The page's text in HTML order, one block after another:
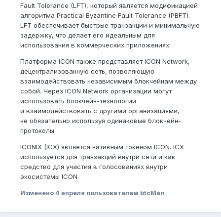
Fault Tolerance (LFT), который является модификацией
алгоритма Practical Byzantine Fault Tolerance (PBFT).
LFT обеспечивает быстрые транзакции и минимальную
задержку, что делает его идеальным для
использования в коммерческих приложениях.
Платформа ICON также представляет ICON Network,
децентрализованную сеть, позволяющую
взаимодействовать независимым блокчейнам между
собой. Через ICON Network организации могут
использовать блокчейн-технологии
и взаимодействовать с другими организациями,
не обязательно используя одинаковые блокчейн-
протоколы.
ICONIX (ICX) является нативным токеном ICON. ICX
используется для транзакций внутри сети и как
средство для участия в голосованиях внутри
экосистемы ICON.
Изменено4 апреля пользователем btcMan